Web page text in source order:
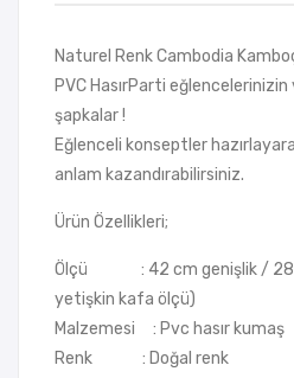
Naturel Renk Cambodia
PVC HasırParti
şapkalar !
Eğlenceli konseptler
anlam kazandırabilirsiniz.
Ürün Özellikleri;
Ölçü : 42 cm genişlik / 28
yetişkin kafa ölçü)
Malzemesi : Pvc hasır kumaş
Renk : Doğal renk